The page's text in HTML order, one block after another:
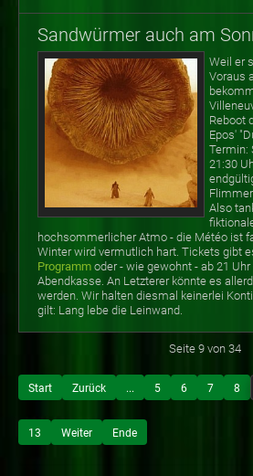
Sandwürmer auch am
Weil er
Voraus
Reboot
Epos'
Termin:
21:30
Also
hochsommerlicher Atmo - die Météo ist
Winter wird vermutlich hart. Tickets gibt
Programm oder - wie gewohnt - ab 21
Abendkasse. An Letzterer könnte es
werden. Wir halten diesmal keinerlei
gilt: Lang lebe die Leinwand.
Seite 9 von 34
Start Zurück ... 5 6 7 8
13 Weiter Ende